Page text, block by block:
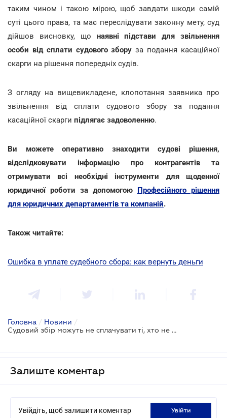
таким чином і такою мірою, щоб завдати шкоди самій
суті цього права, та має переслідувати законну мету, суд
дійшов висновку, що наявні підстави для звільнення
особи від сплати судового збору за подання касаційної
скарги на рішення попередніх судів.
З огляду на вищевикладене, клопотання заявника про
звільнення від сплати судового збору за подання
касаційної скарги підлягає задоволенню.
Ви можете оперативно знаходити судові рішення,
відслідковувати інформацію про контрагентів та
отримувати всі необхідні інструменти для щоденної
юридичної роботи за допомогою Професійного рішення
для юридичних департаментів та компаній.
Також читайте:
Ошибка в уплате судебного сбора: как вернуть деньги
Головна / Новини /
Судовий збір можуть не сплачувати ті, хто не має доходу
Залиште коментар
Увійдіть, щоб залишити коментар увійти